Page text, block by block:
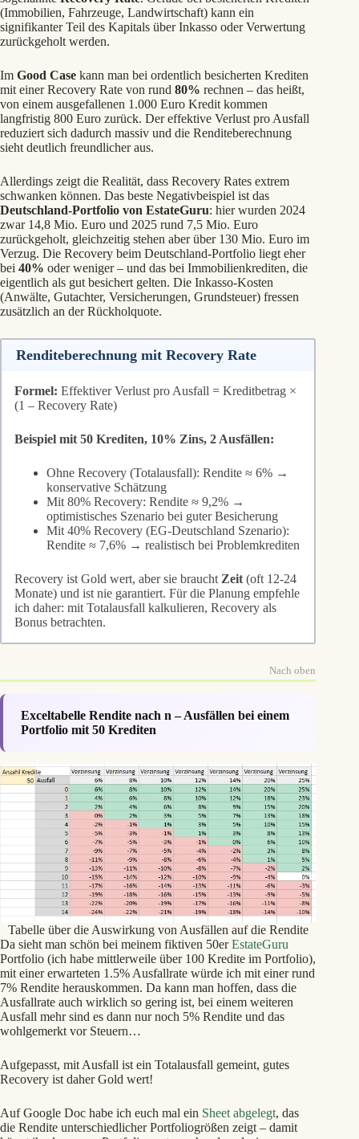
(Immobilien, Fahrzeuge, Landwirtschaft) kann ein
signifikanter Teil des Kapitals über Inkasso oder Verwertung
zurückgeholt werden.
Im Good Case kann man bei ordentlich besicherten Krediten
mit einer Recovery Rate von rund 80% rechnen – das heißt,
von einem ausgefallenen 1.000 Euro Kredit kommen
langfristig 800 Euro zurück. Der effektive Verlust pro Ausfall
reduziert sich dadurch massiv und die Renditeberechnung
sieht deutlich freundlicher aus.
Allerdings zeigt die Realität, dass Recovery Rates extrem
schwanken können. Das beste Negativbeispiel ist das
Deutschland-Portfolio von EstateGuru: hier wurden 2024
zwar 14,8 Mio. Euro und 2025 rund 7,5 Mio. Euro
zurückgeholt, gleichzeitig stehen aber über 130 Mio. Euro im
Verzug. Die Recovery beim Deutschland-Portfolio liegt eher
bei 40% oder weniger – und das bei Immobilienkrediten, die
eigentlich als gut besichert gelten. Die Inkasso-Kosten
(Anwälte, Gutachter, Versicherungen, Grundsteuer) fressen
zusätzlich an der Rückholquote.
Renditeberechnung mit Recovery Rate
Formel: Effektiver Verlust pro Ausfall = Kreditbetrag ×
(1 – Recovery Rate)
Beispiel mit 50 Krediten, 10% Zins, 2 Ausfällen:
Ohne Recovery (Totalausfall): Rendite ≈ 6% →
konservative Schätzung
Mit 80% Recovery: Rendite ≈ 9,2% →
optimistisches Szenario bei guter Besicherung
Mit 40% Recovery (EG-Deutschland Szenario):
Rendite ≈ 7,6% → realistisch bei Problemkrediten
Recovery ist Gold wert, aber sie braucht Zeit (oft 12-24
Monate) und ist nie garantiert. Für die Planung empfehle
ich daher: mit Totalausfall kalkulieren, Recovery als
Bonus betrachten.
Nach oben
Exceltabelle Rendite nach n – Ausfällen bei einem
Portfolio mit 50 Krediten
Tabelle über die Auswirkung von Ausfällen auf die Rendite
Da sieht man schön bei meinem fiktiven 50erEstateGuru
Portfolio (ich habe mittlerweile über 100 Kredite im Portfolio),
mit einer erwarteten 1.5% Ausfallrate würde ich mit einer rund
7% Rendite herauskommen. Da kann man hoffen, dass die
Ausfallrate auch wirklich so gering ist, bei einem weiteren
Ausfall mehr sind es dann nur noch 5% Rendite und das
wohlgemerkt vor Steuern…
Aufgepasst, mit Ausfall ist ein Totalausfall gemeint, gutes
Recovery ist daher Gold wert!
Auf Google Doc habe ich euch mal ein Sheet abgelegt, das
die Rendite unterschiedlicher Portfoliogrößen zeigt – damit